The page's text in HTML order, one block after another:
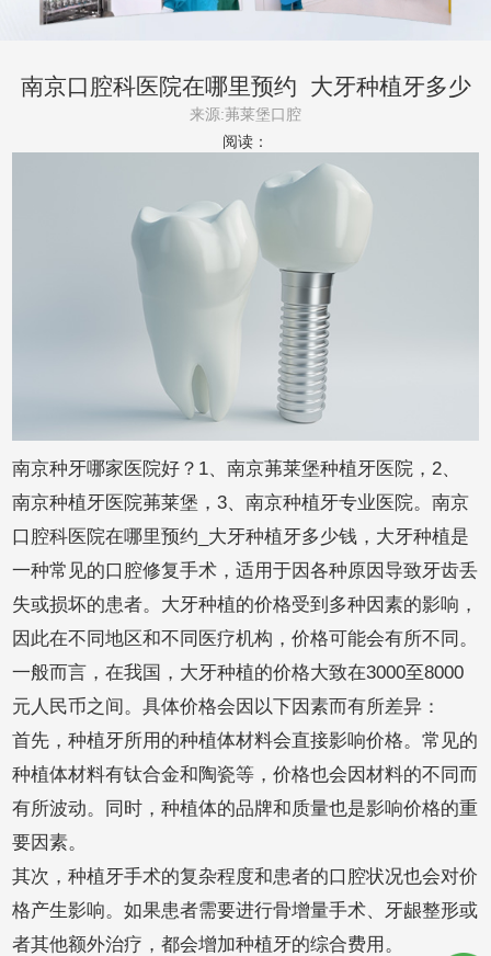
南京口腔科医院在哪里预约_大牙种植牙多少
钱
来源:茀莱堡口腔
阅读：
南京种牙哪家医院好？1、南京茀莱堡种植牙医院，2、
南京种植牙医院茀莱堡，3、南京种植牙专业医院。南京
口腔科医院在哪里预约_大牙种植牙多少钱，大牙种植是
一种常见的口腔修复手术，适用于因各种原因导致牙齿丢
失或损坏的患者。大牙种植的价格受到多种因素的影响，
因此在不同地区和不同医疗机构，价格可能会有所不同。
一般而言，在我国，大牙种植的价格大致在3000至8000
元人民币之间。具体价格会因以下因素而有所差异：
首先，种植牙所用的种植体材料会直接影响价格。常见的
种植体材料有钛合金和陶瓷等，价格也会因材料的不同而
有所波动。同时，种植体的品牌和质量也是影响价格的重
要因素。
其次，种植牙手术的复杂程度和患者的口腔状况也会对价
格产生影响。如果患者需要进行骨增量手术、牙龈整形或
者其他额外治疗，都会增加种植牙的综合费用。